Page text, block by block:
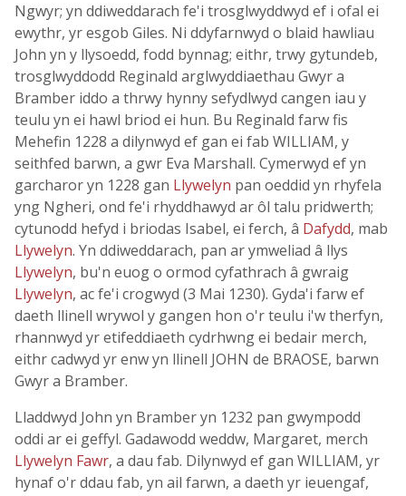
Ngwyr; yn ddiweddarach fe'i trosglwyddwyd ef i ofal ei
ewythr, yr esgob Giles. Ni ddyfarnwyd o blaid hawliau
John yn y llysoedd, fodd bynnag; eithr, trwy gytundeb,
trosglwyddodd Reginald arglwyddiaethau Gwyr a
Bramber iddo a thrwy hynny sefydlwyd cangen iau y
teulu yn ei hawl briod ei hun. Bu Reginald farw fis
Mehefin 1228 a dilynwyd ef gan ei fab WILLIAM, y
seithfed barwn, a gwr Eva Marshall. Cymerwyd ef yn
garcharor yn 1228 gan Llywelyn pan oeddid yn rhyfela
yng Ngheri, ond fe'i rhyddhawyd ar ôl talu pridwerth;
cytunodd hefyd i briodas Isabel, ei ferch, â Dafydd, mab
Llywelyn. Yn ddiweddarach, pan ar ymweliad â llys
Llywelyn, bu'n euog o ormod cyfathrach â gwraig
Llywelyn, ac fe'i crogwyd (3 Mai 1230). Gyda'i farw ef
daeth llinell wrywol y gangen hon o'r teulu i'w therfyn,
rhannwyd yr etifeddiaeth cydrhwng ei bedair merch,
eithr cadwyd yr enw yn llinell JOHN de BRAOSE, barwn
Gwyr a Bramber.
Lladdwyd John yn Bramber yn 1232 pan gwympodd
oddi ar ei geffyl. Gadawodd weddw, Margaret, merch
Llywelyn Fawr, a dau fab. Dilynwyd ef gan WILLIAM, yr
hynaf o'r ddau fab, yn ail farwn, a daeth yr ieuengaf,